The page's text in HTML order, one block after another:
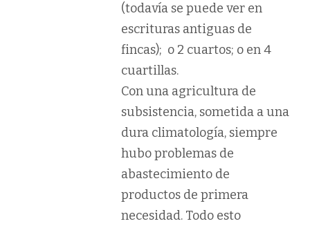
(todavía se puede ver en
escrituras antiguas de
fincas); o 2 cuartos; o en 4
cuartillas.
Con una agricultura de
subsistencia, sometida a una
dura climatología, siempre
hubo problemas de
abastecimiento de
productos de primera
necesidad. Todo esto